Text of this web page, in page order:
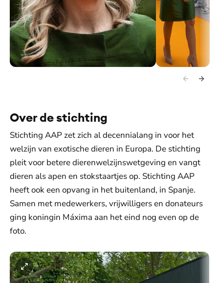
De set van Natan.
Over de stichting
Stichting AAP zet zich al decennialang in voor het
welzijn van exotische dieren in Europa. De stichting
pleit voor betere dierenwelzijnswetgeving en vangt
dieren als apen en stokstaartjes op. Stichting AAP
heeft ook een opvang in het buitenland, in Spanje.
Samen met medewerkers, vrijwilligers en donateurs
ging koningin Máxima aan het eind nog even op de
foto.